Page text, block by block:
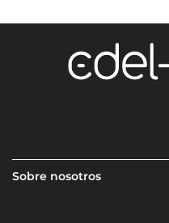
Sobre nosotros